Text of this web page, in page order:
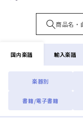
国内楽譜
楽器別
書籍/電子書籍
輸入楽譜